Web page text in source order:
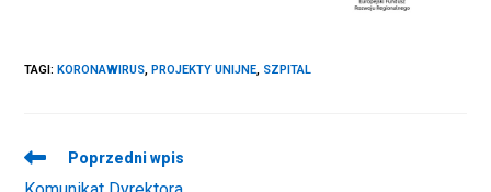
TAGI:KORONAWIRUS PROJEKTY UNIJNE SZPITAL
Read
Poprzedni wpis